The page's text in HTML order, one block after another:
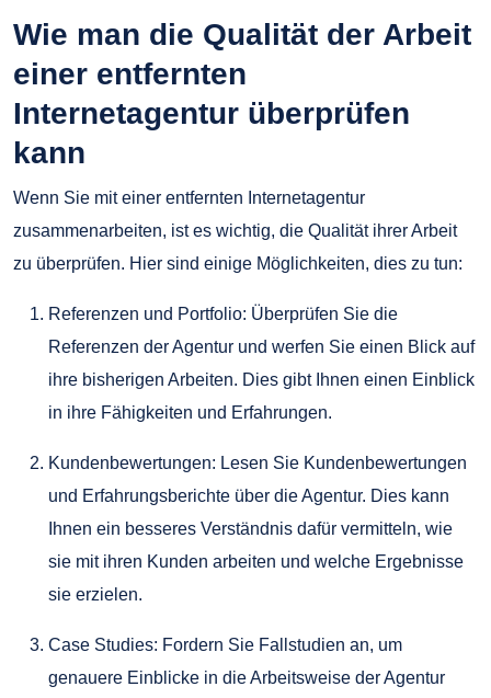
Wie man die Qualität der Arbeit
einer entfernten
Internetagentur überprüfen
kann
Wenn Sie mit einer entfernten Internetagentur
zusammenarbeiten, ist es wichtig, die Qualität ihrer Arbeit
zu überprüfen. Hier sind einige Möglichkeiten, dies zu tun:
Referenzen und Portfolio: Überprüfen Sie die
Referenzen der Agentur und werfen Sie einen Blick auf
ihre bisherigen Arbeiten. Dies gibt Ihnen einen Einblick
in ihre Fähigkeiten und Erfahrungen.
Kundenbewertungen: Lesen Sie Kundenbewertungen
und Erfahrungsberichte über die Agentur. Dies kann
Ihnen ein besseres Verständnis dafür vermitteln, wie
sie mit ihren Kunden arbeiten und welche Ergebnisse
sie erzielen.
Case Studies: Fordern Sie Fallstudien an, um
genauere Einblicke in die Arbeitsweise der Agentur